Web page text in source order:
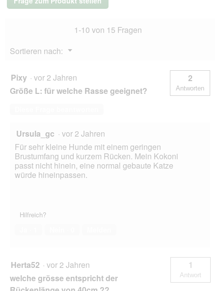
1-10 von 15 Fragen
Sortieren nach:
▼
Menü
Pixy · vor 2 Jahren
Größe L: für welche Rasse geeignet?
2
Antworten
Ursula_gc · vor 2 Jahren
Für sehr kleine Hunde mit einem geringen
Brustumfang und kurzem Rücken. Mein Kokoni
passt nicht hinein, eine normal gebaute Katze
würde hineinpassen.
Hilfreich?
Herta52 · vor 2 Jahren
welche grösse entspricht der
1
Antwort